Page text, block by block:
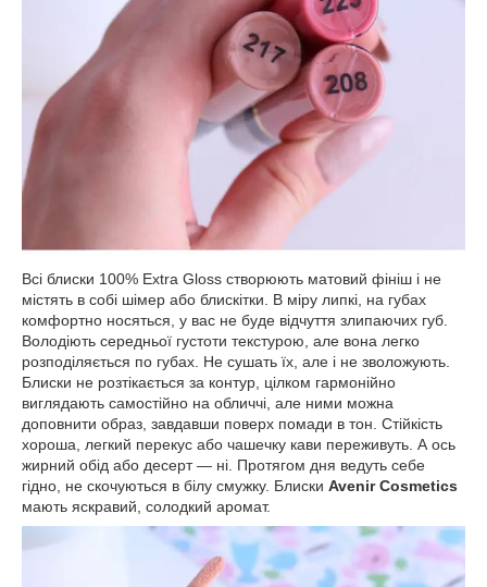
Всі блиски 100% Extra Gloss створюють матовий фініш і не
містять в собі шімер або блискітки. В міру липкі, на губах
комфортно носяться, у вас не буде відчуття злипаючих губ.
Володіють середньої густоти текстурою, але вона легко
розподіляється по губах. Не сушать їх, але і не зволожують.
Блиски не розтікається за контур, цілком гармонійно
виглядають самостійно на обличчі, але ними можна
доповнити образ, завдавши поверх помади в тон. Стійкість
хороша, легкий перекус або чашечку кави переживуть. А ось
жирний обід або десерт — ні. Протягом дня ведуть себе
гідно, не скочуються в білу смужку. Блиски Avenir Cosmetics
мають яскравий, солодкий аромат.